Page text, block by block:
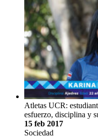
Atletas UCR:
esfuerzo, disciplina y
15 feb 2017
Sociedad